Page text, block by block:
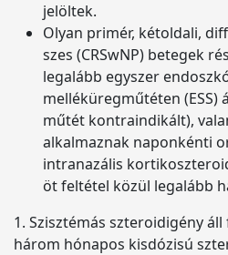
jelöltek.
Olyan primér, kétoldali,
szes (CRSwNP) betegek
legalább egyszer
melléküregműtéten (ESS)
műtét kontraindikált),
alkalmaznak naponkénti
intranazális
öt feltétel közül legalább
1. Szisztémás szteroidigény
három hónapos kisdózisú